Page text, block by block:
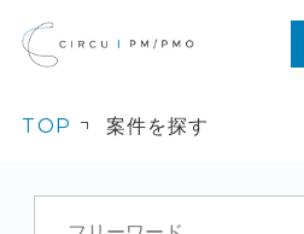
TOP 案件を探す